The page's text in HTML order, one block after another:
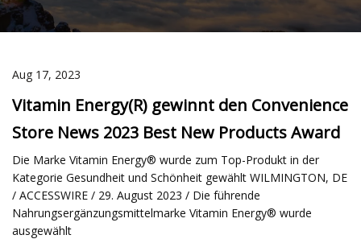
Aug 17, 2023
Vitamin Energy(R) gewinnt den Convenience
Store News 2023 Best New Products Award
Die Marke Vitamin Energy® wurde zum Top-Produkt in der
Kategorie Gesundheit und Schönheit gewählt WILMINGTON, DE
/ ACCESSWIRE / 29. August 2023 / Die führende
Nahrungsergänzungsmittelmarke Vitamin Energy® wurde
ausgewählt